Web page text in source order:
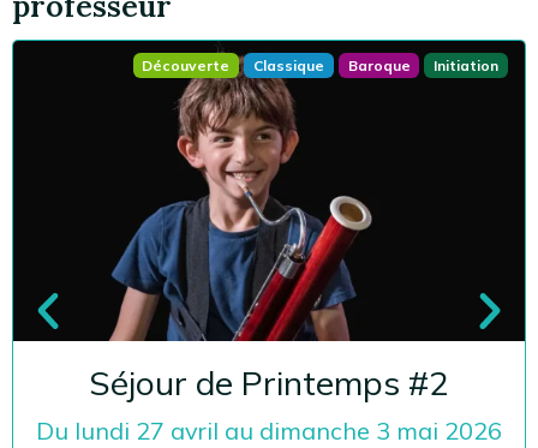
Découverte Classique Baroque Initiation
Séjour de Printemps #2
Du lundi 27 avril au dimanche 3 mai 2026